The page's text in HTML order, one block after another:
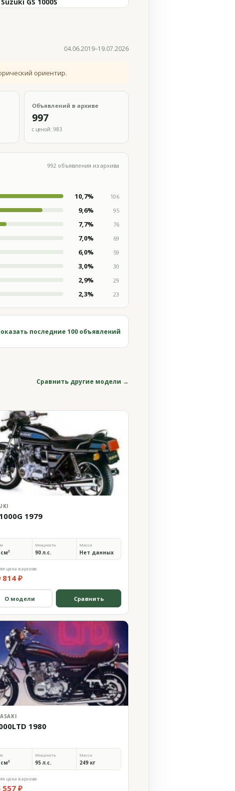
04.06.2019–19.07.2026
ориентир.
Объявлений в архиве
997
с ценой: 983
992 объявления из архива
10,7%
106
9,6%
95
7,7%
76
7,0%
69
6,0%
59
3,0%
30
2,9%
29
2,3% 23
последние 100 объявлений
Сравнить другие модели →
1979
Мощность
90 л.с.
Масса
Нет данных
цена в архиве
814 ₽
О модели Сравнить
1980
Мощность
95 л.с.
Масса
249 кг
цена в архиве
557 ₽